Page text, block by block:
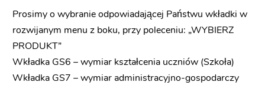
Prosimy o wybranie odpowiadającej Państwu wkładki w
rozwijanym menu z boku, przy poleceniu: „WYBIERZ
PRODUKT”
Wkładka GS6 – wymiar kształcenia uczniów (Szkoła)
Wkładka GS7 – wymiar administracyjno-gospodarczy